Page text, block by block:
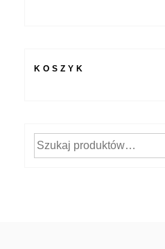
KOSZYK
Szukaj: